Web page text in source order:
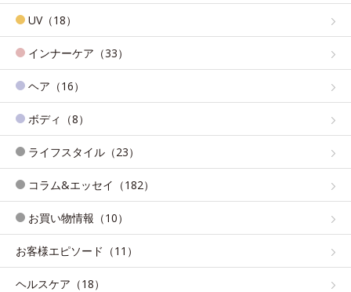
UV（18）
インナーケア（33）
ヘア（16）
ボディ（8）
ライフスタイル（23）
コラム&エッセイ（182）
お買い物情報（10）
お客様エピソード（11）
ヘルスケア（18）